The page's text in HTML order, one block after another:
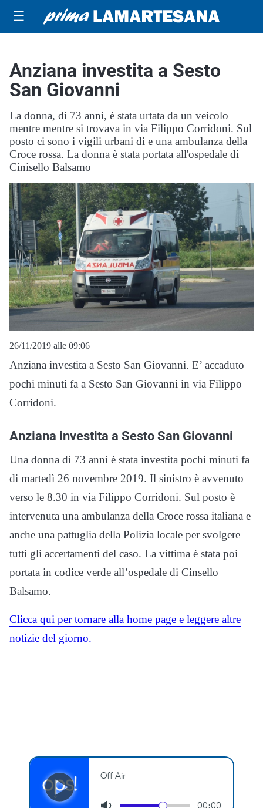
☰
Anziana investita a Sesto
San Giovanni
La donna, di 73 anni, è stata urtata da un veicolo
mentre mentre si trovava in via Filippo Corridoni. Sul
posto ci sono i vigili urbani di e una ambulanza della
Croce rossa. La donna è stata portata all'ospedale di
Cinisello Balsamo
26/11/2019 alle 09:06
Anziana investita a Sesto San Giovanni. E’ accaduto
pochi minuti fa a Sesto San Giovanni in via Filippo
Corridoni.
Anziana investita a Sesto San Giovanni
Una donna di 73 anni è stata investita pochi minuti fa
di martedì 26 novembre 2019. Il sinistro è avvenuto
verso le 8.30 in via Filippo Corridoni. Sul posto è
intervenuta una ambulanza della Croce rossa italiana e
anche una pattuglia della Polizia locale per svolgere
tutti gli accertamenti del caso. La vittima è stata poi
portata in codice verde all’ospedale di Cinsello
Balsamo.
Clicca qui per tornare alla home page e leggere altre
notizie del giorno.